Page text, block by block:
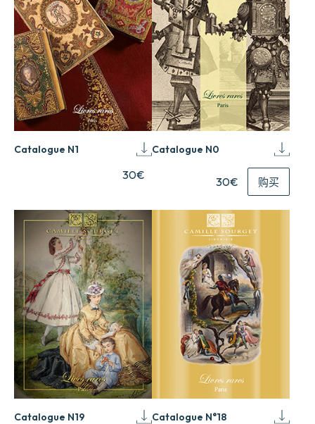
Catalogue N1
30€
Catalogue N0
30€ 购买
Catalogue N19 Catalogue N°18